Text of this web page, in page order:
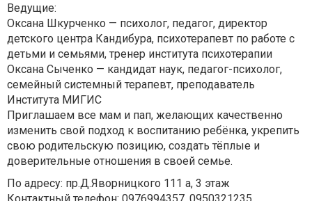
Ведущие:
Оксана Шкурченко — психолог, педагог, директор
детского центра Кандибура, психотерапевт по работе с
детьми и семьями, тренер института психотерапии
Оксана Сыченко — кандидат наук, педагог-психолог,
семейный системный терапевт, преподаватель
Института МИГИС
Приглашаем все мам и пап, желающих качественно
изменить свой подход к воспитанию ребёнка, укрепить
свою родительскую позицию, создать тёплые и
доверительные отношения в своей семье.
По адресу: пр.Д.Яворницкого 111 а, 3 этаж